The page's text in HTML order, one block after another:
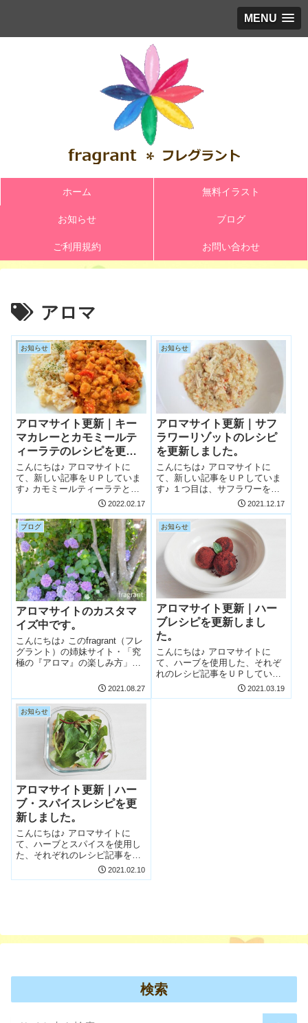
MENU
ホーム 無料イラスト
お知らせ ブログ
ご利用規約 お問い合わせ
アロマ
お知らせ
アロマサイト更新｜キー
マカレーとカモミールテ
ィーラテのレシピを更新
しました。
こんにちは♪ アロマサイトに
て、新しい記事をＵＰしていま
す♪ カモミールティーラテと、
スパイスをたっぷり使った植物
性キーマカレーのレシピです。
2022.02.17
お知らせ
アロマサイト更新｜サフ
ラワーリゾットのレシピ
を更新しました。
こんにちは♪ アロマサイトに
て、新しい記事をＵＰしていま
す♪ １つ目は、サフラワーを使
ったリゾットのレシピ。 ２つ目
は、２０２１年１２月現在でよ
く読まれている記事１位～５位
までをまとめたブログ記事で
2021.12.17
ブログ
アロマサイトのカスタマ
イズ中です。
こんにちは♪ このfragrant（フレ
グラント）の姉妹サイト・「究
極の『アロマ』の楽しみ方」で
大幅にカスタマイズしていま
す。 サイトオープン当初に比
べ、私自身のアロマの捉え方や
コンセプトが変わってきてお
り、その...
2021.08.27
お知らせ
アロマサイト更新｜ハー
ブレシピを更新しまし
た。
こんにちは♪ アロマサイトに
て、ハーブを使用した、それぞ
れのレシピ記事をＵＰしていま
す。 ペパーミントを使ったポタ
ージュとスイーツのレシピです
2021.03.19
お知らせ
アロマサイト更新｜ハー
ブ・スパイスレシピを更
新しました。
こんにちは♪ アロマサイトに
て、ハーブとスパイスを使用し
た、それぞれのレシピ記事をＵ
Ｐしています。 たっぷり野菜が
摂れて、美味しいレシピです(*^-
2021.02.10
検索